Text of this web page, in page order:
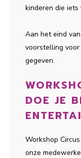
kinderen die
Aan het eind
voorstelling
gegeven.
DOE JE
Workshop
onze